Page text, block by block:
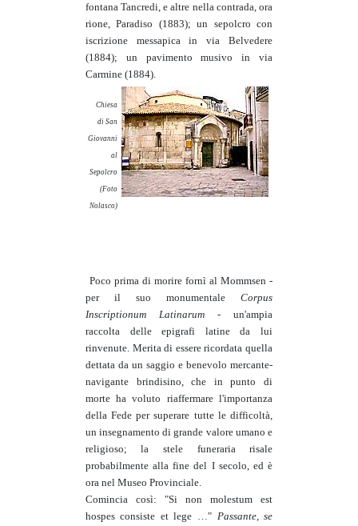
fontana Tancredi, e altre nella contrada, ora
rione, Paradiso (1883); un sepolcro con
iscrizione messapica in via Belvedere
(1884); un pavimento musivo in via
Carmine (1884).
Chiesa
di San
Giovanni
al
Sepolcro
(Foto
Nolasco)
Poco prima di morire fornì al Mommsen -
per il suo monumentaleCorpus
Inscriptionum Latinarum- un'ampia
raccolta delle epigrafi latine da lui
rinvenute. Merita di essere ricordata quella
dettata da un saggio e benevolo mercante-
navigante brindisino, che in punto di
morte ha voluto riaffermare l'importanza
della Fede per superare tutte le difficoltà,
un insegnamento di grande valore umano e
religioso; la stele funeraria risale
probabilmente alla fine del I secolo, ed è
ora nel Museo Provinciale.
Comincia così: "Si non molestum est
hospes consiste et lege …" Passante, se